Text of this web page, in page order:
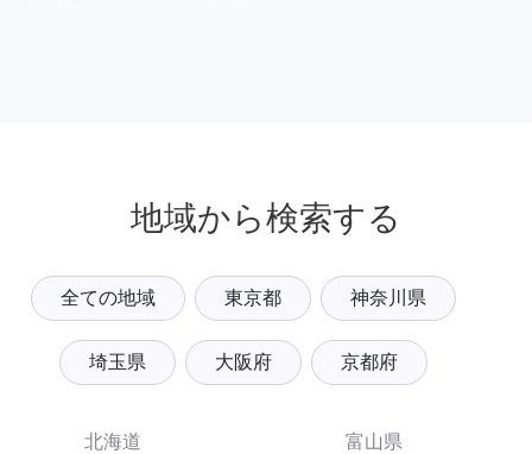
地域から検索する
全ての地域 東京都 神奈川県
埼玉県 大阪府 京都府
北海道
富山県